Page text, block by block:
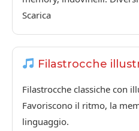
Scarica
Filastrocche
Filastrocche classiche con
Favoriscono il ritmo, la
linguaggio.